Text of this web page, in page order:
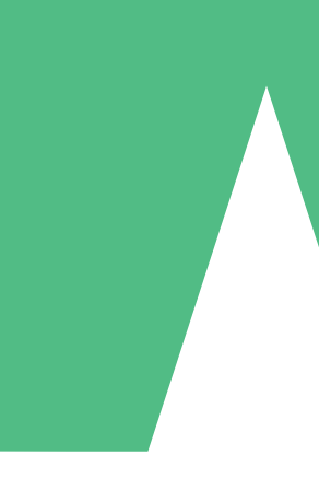
Individuelle Credit-
nach Bedarf mit Download-Credits. Keine